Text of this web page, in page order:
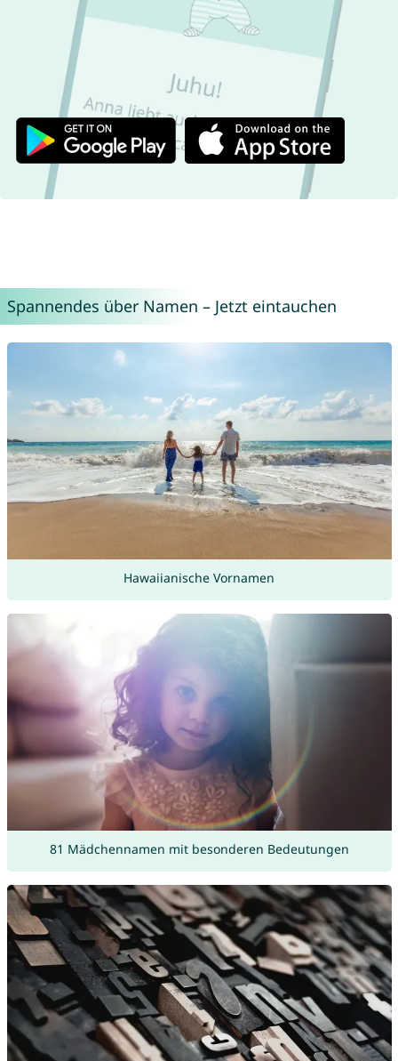
Spannendes über Namen – Jetzt eintauchen
Hawaiianische Vornamen
81 Mädchennamen mit besonderen Bedeutungen